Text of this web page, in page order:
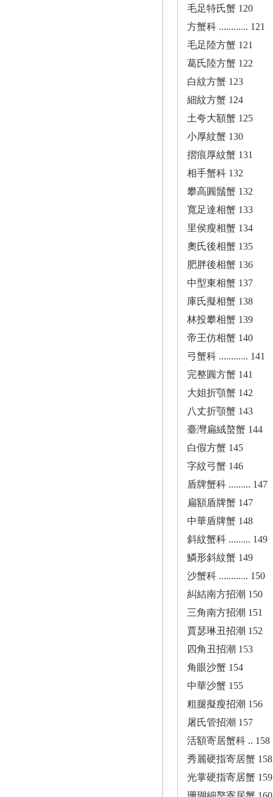
毛足特氏蟹 120
方蟹科 ............ 121
毛足陸方蟹 121
葛氏陸方蟹 122
白紋方蟹 123
細紋方蟹 124
土夸大額蟹 125
小厚紋蟹 130
摺痕厚紋蟹 131
相手蟹科 132
攀高圓鬚蟹 132
寬足達相蟹 133
里侯瘦相蟹 134
奧氏後相蟹 135
肥胖後相蟹 136
中型東相蟹 137
庫氏擬相蟹 138
林投攀相蟹 139
帝王仿相蟹 140
弓蟹科 ............ 141
完整圓方蟹 141
大姐折顎蟹 142
八丈折顎蟹 143
臺灣扁絨螯蟹 144
白假方蟹 145
字紋弓蟹 146
盾牌蟹科 ......... 147
扁額盾牌蟹 147
中華盾牌蟹 148
斜紋蟹科 ......... 149
鱗形斜紋蟹 149
沙蟹科 ............ 150
糾結南方招潮 150
三角南方招潮 151
賈瑟琳丑招潮 152
四角丑招潮 153
角眼沙蟹 154
中華沙蟹 155
粗腿擬瘦招潮 156
屠氏管招潮 157
活額寄居蟹科 .. 158
秀麗硬指寄居蟹 158
光掌硬指寄居蟹 159